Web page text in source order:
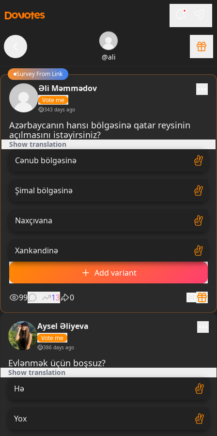
@ali
Survey From Link
Əli Məmmədov
Vote me
343 days ago
Azərbaycanın hansı bölgəsinə qatar reysinin
açılmasını istəyirsiniz?
Show translation
Cənub bölgəsinə
Şimal bölgəsinə
Naxçıvana
Xankəndinə
Add variant
99 13 0
Aysel Əliyeva
Vote me
386 days ago
Evlənmək üçün boşsuz?
Show translation
Hə
Yox